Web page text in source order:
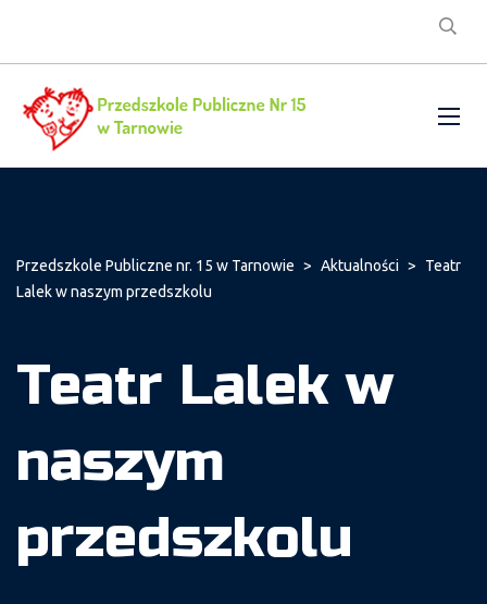
Przedszkole Publiczne nr. 15 w Tarnowie > Aktualności >
Teatr
Lalek w naszym przedszkolu
Teatr Lalek w
naszym
przedszkolu